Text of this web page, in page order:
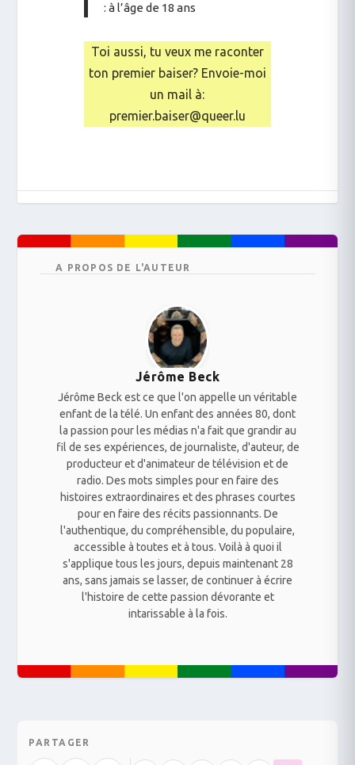
: à l’âge de 18 ans
Toi aussi, tu veux me raconter
ton premier baiser? Envoie-moi
un mail à:
premier.baiser@queer.lu
A PROPOS DE L'AUTEUR
Jérôme Beck
Jérôme Beck est ce que l'on appelle un véritable
enfant de la télé. Un enfant des années 80, dont
la passion pour les médias n'a fait que grandir au
fil de ses expériences, de journaliste, d'auteur, de
producteur et d'animateur de télévision et de
radio. Des mots simples pour en faire des
histoires extraordinaires et des phrases courtes
pour en faire des récits passionnants. De
l'authentique, du compréhensible, du populaire,
accessible à toutes et à tous. Voilà à quoi il
s'applique tous les jours, depuis maintenant 28
ans, sans jamais se lasser, de continuer à écrire
l'histoire de cette passion dévorante et
intarissable à la fois.
PARTAGER